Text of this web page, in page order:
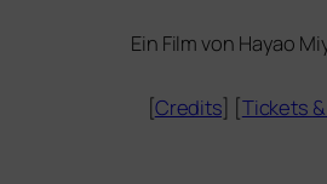
Ein Film von Hayao
[Credits] [Tickets &